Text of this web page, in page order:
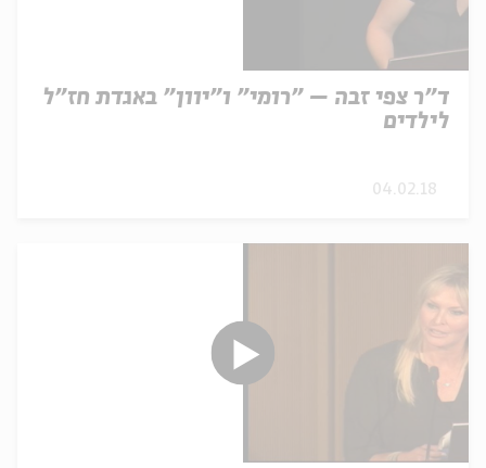
ד"ר צפי זבה – "רומי" ו"יוון" באגדת חז"ל
לילדים
04.02.18